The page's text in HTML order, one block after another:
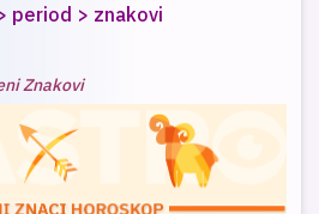
period > znakovi
Znakovi